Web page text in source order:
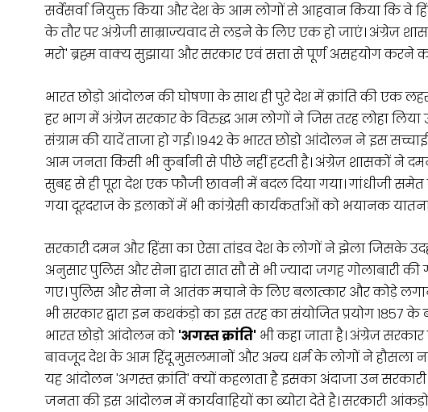
सर्वेसर्वा नियुक्त किया और देश के आम लोगों से आहवान किया कि वे
के तौर पर अंग्रेजी साम्राज्यवाद से लड़ने के लिए एक हो जाएं। अंग्रेज़
मरो' ब्रह्म वाक्य सुझाया और सरकार एवं सत्ता से पूर्ण असहयोग करने
भारत छोड़ो आंदोलन की घोषणा के साथ ही पुरे देश में क्रांति की एक
हर भाग में अंग्रेज़ सरकार के विरुद्ध आम लोगों ने जिस तरह लोहा
संग्राम की यादें ताजा हो गई। १९४२ के भारत छोड़ो आंदोलन ने इस
आम जनता किसी भी कुर्बानी से पीछे नहीं हटती है। अंग्रेज़ शासकों ने
सुबह से ही पूरा देश एक फौजी छावनी में बदल दिया गया। गांधीजी
गया दूरदराज के इलाकों में भी कांग्रेसी कार्यकर्ताओं को भयानक
सरकारी दमन और हिंसा का ऐसा तांडव देश के लोगों ने झेला जिसके
अनुसार पुलिस और सेना द्वारा सात सौ से भी ज्यादा जगह गोलाबारी
गए। पुलिस और सेना ने आतंक मचाने के लिए बलात्कार और कोड़े लगाने
भी सरकार द्वारा इन कथकंड़ो का इस तरह का संयोजित प्रयोग १८५७ के
भारत छोड़ो आंदोलन को'अगस्त क्रांति' भी कहा जाता है। अंग्रेज़
बावजूद देश के आम हिंदू मुसलमानों और अन्य धर्म के लोगों ने हौसला
यह आंदोलन 'अगस्त क्रांति' क्यों कहलाता है इसका अंदाजा उन
जनता की इस आंदोलन में कार्यवाहियों का ब्योरा देते है। सरकारी